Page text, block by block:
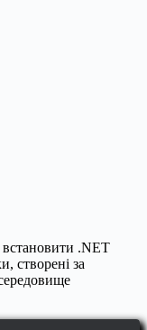
.NET
створені за